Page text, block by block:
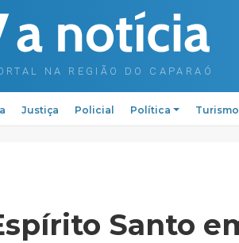
Justiça Policial Política Turismo
Santo